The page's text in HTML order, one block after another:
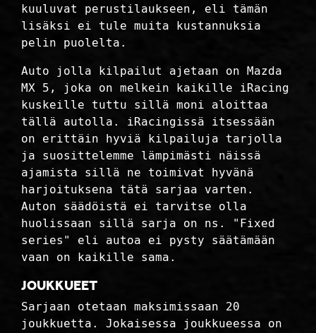
kuuluvat perustilaukseen, eli tämän
lisäksi ei tule muita kustannuksia
pelin puolelta.
Auto jolla kilpailut ajetaan on Mazda
MX 5, joka on melkein kaikille iRacing
kuskeille tuttu sillä moni aloittaa
tällä autolla. iRacingissä itsessään
on erittäin hyviä kilpailuja tarjolla
ja suosittelemme lämpimästi näissä
ajamista sillä ne toimivat hyvänä
harjoituksena tätä sarjaa varten.
Auton säädöistä ei tarvitse olla
huolissaan sillä sarja on ns. "Fixed
series" eli autoa ei pysty säätämään
vaan on kaikille sama.
Joukkueet
Sarjaan otetaan maksimissaan 20
joukkuetta. Jokaisessa joukkueessa on